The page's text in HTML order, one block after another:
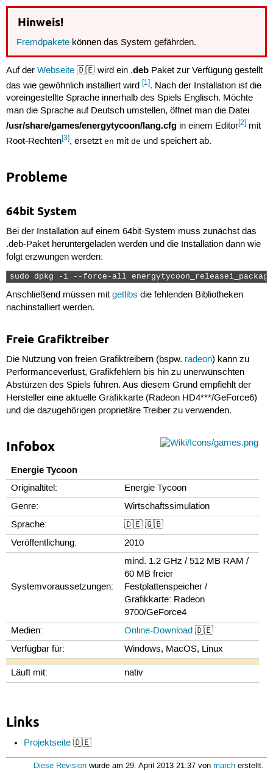
Hinweis!
Fremdpakete können das System gefährden.
Auf der Webseite🇩🇪 wird ein .debPaket zur Verfügung gestellt
das wie gewöhnlich installiert wird [1]. Nach der Installation ist die
voreingestellte Sprache innerhalb des Spiels Englisch. Möchte
man die Sprache auf Deutsch umstellen, öffnet man die Datei
/usr/share/games/energytycoon/lang.cfgin einem Editor[2]mit
Root-Rechten[3], ersetzt en mit de und speichert ab.
Probleme
64bit System
Bei der Installation auf einem 64bit-System muss zunächst das
.deb-Paket heruntergeladen werden und die Installation dann wie
folgt erzwungen werden:
sudo dpkg -i --force-all
Anschließend müssen mit getlibs die fehlenden Bibliotheken
nachinstalliert werden.
Freie Grafiktreiber
Die Nutzung von freien Grafiktreibern (bspw. radeon) kann zu
Performanceverlust, Grafikfehlern bis hin zu unerwünschten
Abstürzen des Spiels führen. Aus diesem Grund empfiehlt der
Hersteller eine aktuelle Grafikkarte (Radeon HD4***/GeForce6)
und die dazugehörigen proprietäre Treiber zu verwenden.
Infobox
Energie Tycoon
Originaltitel:
Energie Tycoon
Genre:
Wirtschaftssimulation
Sprache:
🇩🇪 🇬🇧
Veröffentlichung:
2010
Systemvoraussetzungen:
mind. 1.2 GHz / 512 MB RAM /
60 MB freier
Festplattenspeicher /
Grafikkarte: Radeon
9700/GeForce4
Medien:
Online-Download 🇩🇪
Verfügbar für:
Windows, MacOS, Linux
Läuft mit: nativ
Links
Projektseite 🇩🇪
Diese Revision wurde am 29. April 2013 21:37 vonmarch erstellt.